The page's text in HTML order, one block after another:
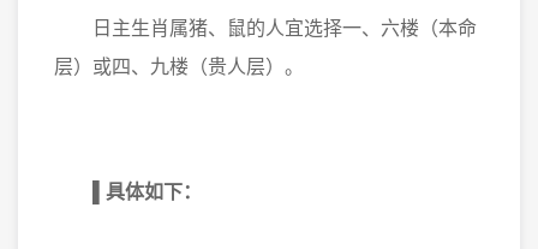
日主生肖属猪、鼠的人宜选择一、六楼（本命
层）或四、九楼（贵人层）。
具体如下：